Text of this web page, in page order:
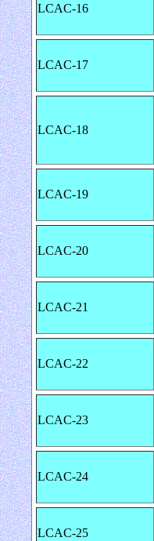
LCAC-16
LCAC-17
LCAC-18
LCAC-19
LCAC-20
LCAC-21
LCAC-22
LCAC-23
LCAC-24
LCAC-25